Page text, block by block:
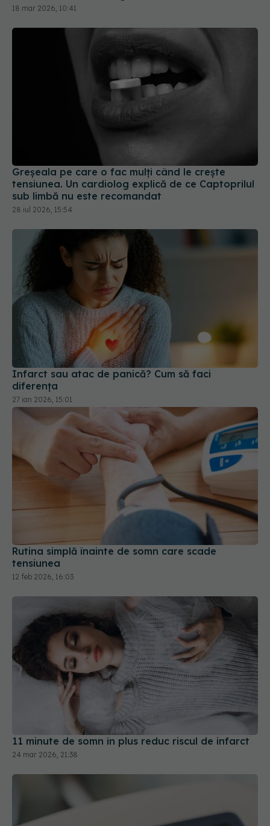
18 mar 2026, 10:41
Greșeala pe care o fac mulți când le crește
tensiunea. Un cardiolog explică de ce Captoprilul
sub limbă nu este recomandat
28 iul 2026, 15:54
Infarct sau atac de panică? Cum să faci
diferența
27 ian 2026, 15:01
Rutina simplă înainte de somn care scade
tensiunea
12 feb 2026, 16:03
11 minute de somn în plus reduc riscul de infarct
24 mar 2026, 21:38